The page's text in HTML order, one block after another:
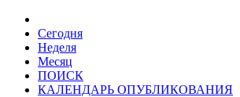
Сегодня
Неделя
Месяц
ПОИСК
КАЛЕНДАРЬ ОПУБЛИКОВАНИЯ